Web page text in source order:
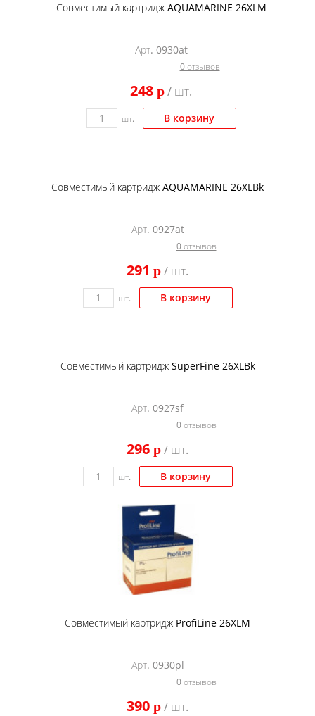
Совместимый картридж AQUAMARINE 26XLM
Арт. 0930at
0 отзывов
248 p/ шт.
шт. В корзину
Совместимый картридж AQUAMARINE 26XLBk
Арт. 0927at
0 отзывов
291 p/ шт.
шт. В корзину
Совместимый картридж SuperFine 26XLBk
Арт. 0927sf
0 отзывов
296 p/ шт.
шт. В корзину
Совместимый картридж ProfiLine 26XLM
Арт. 0930pl
0 отзывов
390 p/ шт.